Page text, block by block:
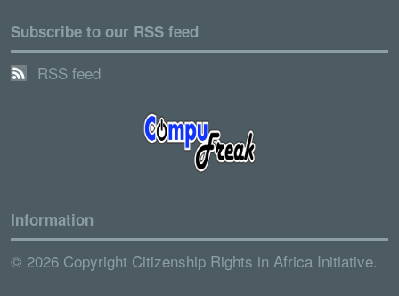
Subscribe to our RSS feed
RSS feed
Information
© 2026 Copyright Citizenship Rights in Africa Initiative.